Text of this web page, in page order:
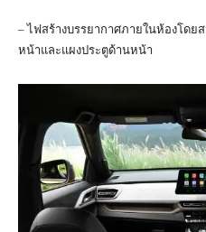
– ไฟสร้างบรรยากาศภายในห้องโดย
หน้าและแผงประตูด้านหน้า